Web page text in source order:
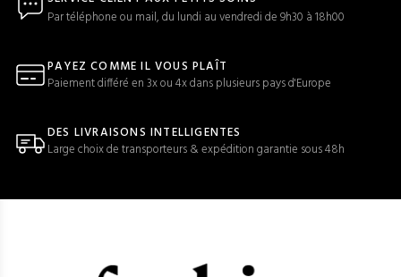
Par téléphone ou mail, du lundi au vendredi de 9h30 à 18h00
PAYEZ COMME IL VOUS PLAÎT
Paiement différé en 3x ou 4x dans plusieurs pays d'Europe
DES LIVRAISONS INTELLIGENTES
Large choix de transporteurs & expédition garantie sous 48h